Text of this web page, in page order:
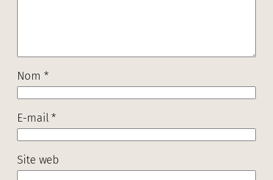
Nom *
E-mail*
Site web